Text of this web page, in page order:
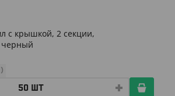
с крышкой, 2 секции,
черный